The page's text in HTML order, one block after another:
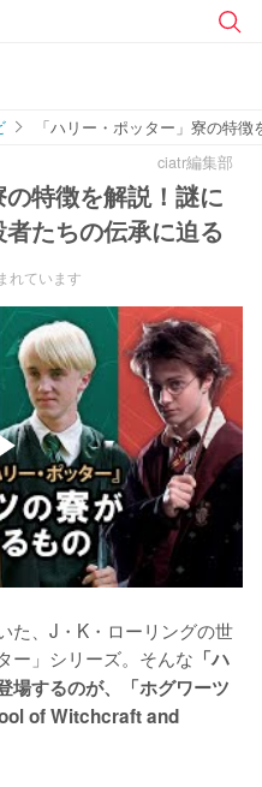
「ハリー・ポッター」寮の特
ciatr編集部
の特徴を解説！謎に
たちの伝承に迫る
れています
た、J・K・ローリングの世
ー」シリーズ。そんな 「ハ
場するのが、「ホグワーツ
of Witchcraft and